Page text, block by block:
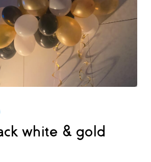
white & gold